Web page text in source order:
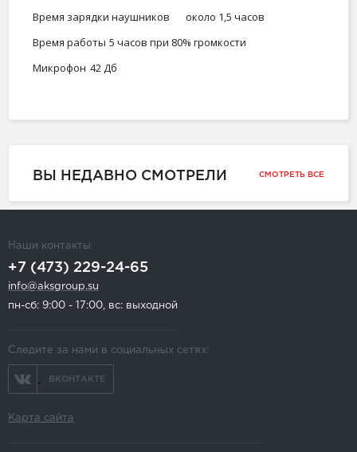
Время зарядки наушников
около 1,5 часов
Время работы 5 часов при 80% громкости
Микрофон 42 Дб
ВЫ НЕДАВНО СМОТРЕЛИ СМОТРЕТЬ ВСЕ
Наши контакты
+7 (473) 229-24-65
info@aksgroup.su
пн-сб: 9:00 - 17:00, вс: выходной
Следите за нами в социальных сетях:
ВКОНТАКТЕ
Карта сайта